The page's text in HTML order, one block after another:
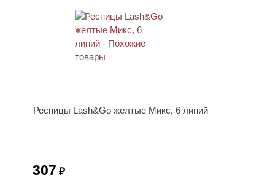
Ресницы Lash&Go желтые Микс, 6 линий
307 ₽